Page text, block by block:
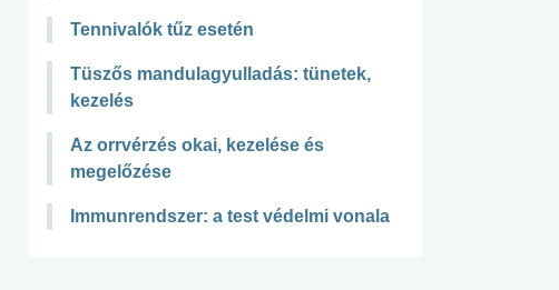
Tennivalók tűz esetén
Tüszős mandulagyulladás: tünetek,
kezelés
Az orrvérzés okai, kezelése és
megelőzése
Immunrendszer: a test védelmi vonala